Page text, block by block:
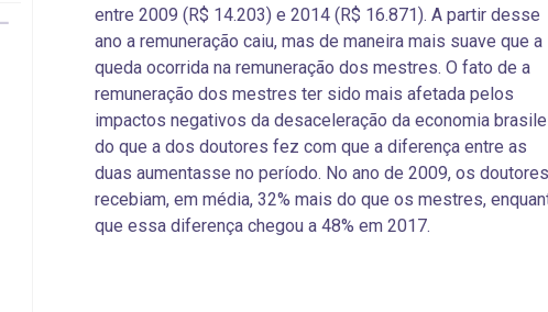
entre 2009 (R$ 14.203) e 2014 (R$ 16.871). A partir desse
ano a remuneração caiu, mas de maneira mais suave que a
queda ocorrida na remuneração dos mestres. O fato de a
remuneração dos mestres ter sido mais afetada pelos
impactos negativos da desaceleração da economia
do que a dos doutores fez com que a diferença entre as
duas aumentasse no período. No ano de 2009, os doutores
recebiam, em média, 32% mais do que os mestres,
que essa diferença chegou a 48% em 2017.